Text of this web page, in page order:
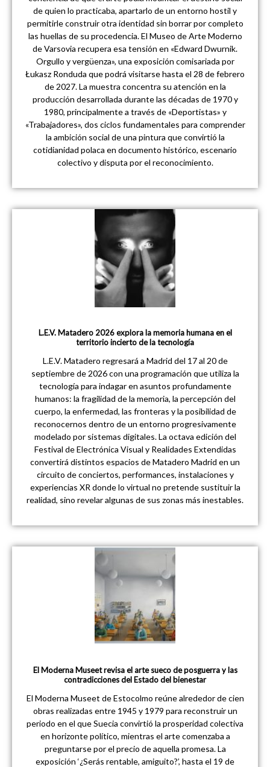
de quien lo practicaba, apartarlo de un entorno hostil y
permitirle construir otra identidad sin borrar por completo
las huellas de su procedencia. El Museo de Arte Moderno
de Varsovia recupera esa tensión en «Edward Dwurnik.
Orgullo y vergüenza», una exposición comisariada por
Łukasz Ronduda que podrá visitarse hasta el 28 de febrero
de 2027. La muestra concentra su atención en la
producción desarrollada durante las décadas de 1970 y
1980, principalmente a través de «Deportistas» y
«Trabajadores», dos ciclos fundamentales para comprender
la ambición social de una pintura que convirtió la
cotidianidad polaca en documento histórico, escenario
colectivo y disputa por el reconocimiento.
L.E.V. Matadero 2026 explora la memoria humana en el
territorio incierto de la tecnología
L.E.V. Matadero regresará a Madrid del 17 al 20 de
septiembre de 2026 con una programación que utiliza la
tecnología para indagar en asuntos profundamente
humanos: la fragilidad de la memoria, la percepción del
cuerpo, la enfermedad, las fronteras y la posibilidad de
reconocernos dentro de un entorno progresivamente
modelado por sistemas digitales. La octava edición del
Festival de Electrónica Visual y Realidades Extendidas
convertirá distintos espacios de Matadero Madrid en un
circuito de conciertos, performances, instalaciones y
experiencias XR donde lo virtual no pretende sustituir la
realidad, sino revelar algunas de sus zonas más inestables.
El Moderna Museet revisa el arte sueco de posguerra y las
contradicciones del Estado del bienestar
El Moderna Museet de Estocolmo reúne alrededor de cien
obras realizadas entre 1945 y 1979 para reconstruir un
periodo en el que Suecia convirtió la prosperidad colectiva
en horizonte político, mientras el arte comenzaba a
preguntarse por el precio de aquella promesa. La
exposición ‘¿Serás rentable, amiguito?’, hasta el 19 de